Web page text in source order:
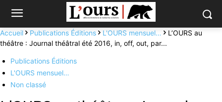
Accueil Publications Éditions L'OURS mensuel…
L’OURS au
théâtre : Journal théâtral été 2016, in, off, out, par...
Publications Éditions
L'OURS mensuel…
Non classé